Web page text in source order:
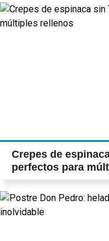
Crepes de
perfectos para